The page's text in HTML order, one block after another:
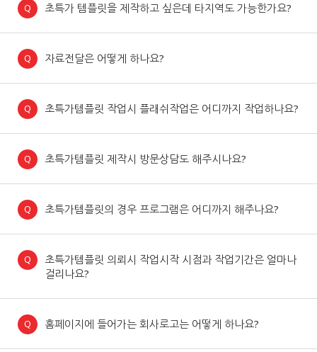
초특가 템플릿을 제작하고 싶은데 타지역도 가능한가요?
자료전달은 어떻게 하나요?
초특가템플릿 작업시 플래쉬작업은 어디까지 작업하나요?
초특가템플릿 제작시 방문상담도 해주시나요?
초특가템플릿의 경우 프로그램은 어디까지 해주나요?
초특가템플릿 의뢰시 작업시작 시점과 작업기간은 얼마나
걸리나요?
홈페이지에 들어가는 회사로고는 어떻게 하나요?